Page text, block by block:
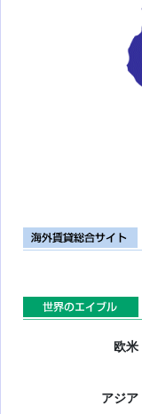
海外賃貸総合
世界のエイブ
欧米
アジア